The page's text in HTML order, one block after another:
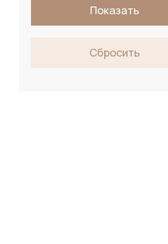
Показать
Сбросить